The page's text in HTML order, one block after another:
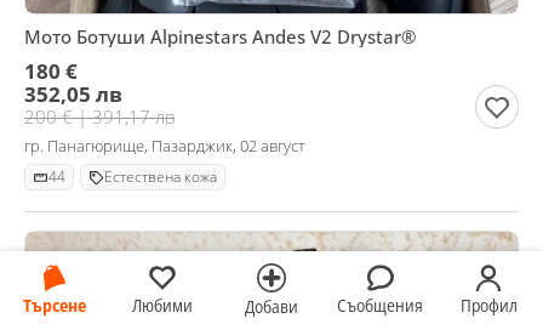
Търсене Любими Добави Съобщения Профил
Мото Ботуши Alpinestars Andes V2 Drystar®
180 €
352,05 лв
200 € | 391,17 лв
гр. Панагюрище, Пазарджик, 02 август
44 Естествена кожа